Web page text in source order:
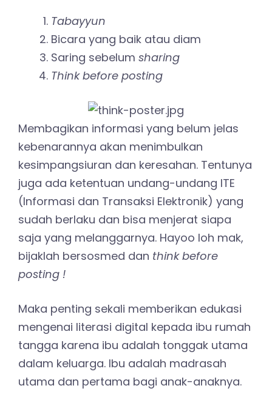
Tabayyun
Bicara yang baik atau diam
Saring sebelum sharing
Think before posting
Membagikan informasi yang belum jelas
kebenarannya akan menimbulkan
kesimpangsiuran dan keresahan. Tentunya
juga ada ketentuan undang-undang ITE
(Informasi dan Transaksi Elektronik) yang
sudah berlaku dan bisa menjerat siapa
saja yang melanggarnya. Hayoo loh mak,
bijaklah bersosmed dan think before
posting !
Maka penting sekali memberikan edukasi
mengenai literasi digital kepada ibu rumah
tangga karena ibu adalah tonggak utama
dalam keluarga. Ibu adalah madrasah
utama dan pertama bagi anak-anaknya.